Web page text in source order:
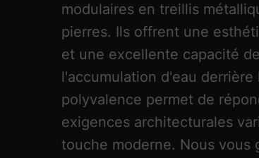
modulaires en treillis
pierres. Ils offrent une
et une excellente capacité
l'accumulation d'eau derrière
polyvalence permet de
exigences architecturales
touche moderne. Nous vous